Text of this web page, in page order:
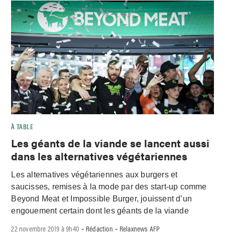
À TABLE
Les géants de la viande se lancent aussi
dans les alternatives végétariennes
Les alternatives végétariennes aux burgers et
saucisses, remises à la mode par des start-up comme
Beyond Meat et Impossible Burger, jouissent d’un
engouement certain dont les géants de la viande
22 novembre 2019 à 9h40 - Rédaction - Relaxnews AFP